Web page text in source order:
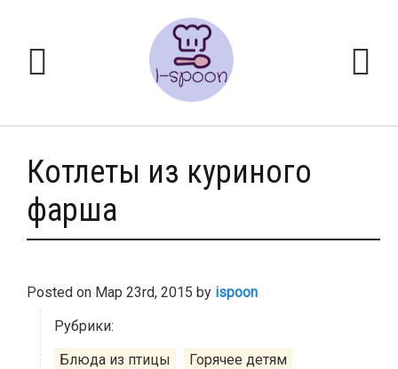
Котлеты из куриного
фарша
Posted on Мар 23rd, 2015 by ispoon
Рубрики:
Блюда из птицы
Горячее детям